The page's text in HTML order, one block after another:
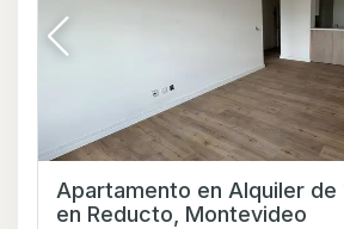
Apartamento en Alquiler de
en Reducto, Montevideo